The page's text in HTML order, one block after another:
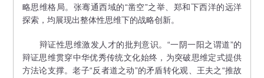
略思维格局。张骞通西域的“凿空”之举、郑和下西洋的远洋
探索，均展现出整体性思维下的战略创新。
辩证性思维激发人才的批判意识。“一阴一阳之谓道”的
辩证思维贯穿中华优秀传统文化始终，为突破思维定式提供
方法论支撑。老子“反者道之动”的矛盾转化观、王夫之“推故